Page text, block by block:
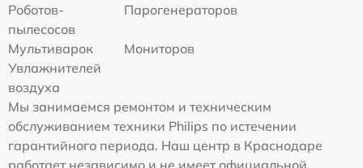
Роботов-
пылесосов
Парогенераторов
Мультиварок
Мониторов
Увлажнителей
воздуха
Мы занимаемся ремонтом и техническим
обслуживанием техники Philips по истечении
гарантийного периода. Наш центр в Краснодаре